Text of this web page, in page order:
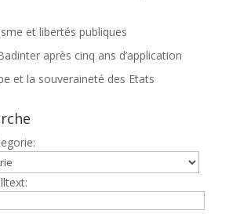
et libertés publiques
après cinq ans d’application
et la souveraineté des Etats